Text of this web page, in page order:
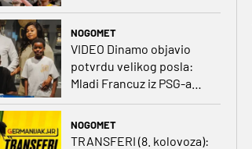
NOGOMET
VIDEO Dinamo objavio
potvrdu velikog posla:
Mladi Francuz iz PSG-a
zadužio dres Plavih!
NOGOMET
TRANSFERI (8. kolovoza):